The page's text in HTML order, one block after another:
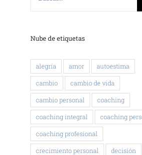
Nube de etiquetas
alegría amor autoestima
cambio cambio de vida
cambio personal coaching
coaching integral coaching
coaching profesional
crecimiento personal decisión